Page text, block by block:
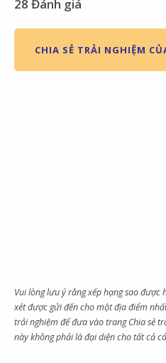
28 Đánh giá
CHIA SẺ TRẢI NGHIỆM
Vui lòng lưu ý rằng xếp hạng sao
xét được gửi đến cho một địa điểm
trải nghiệm để đưa vào trang Chia sẻ
này không phải là đại diện cho tất cả